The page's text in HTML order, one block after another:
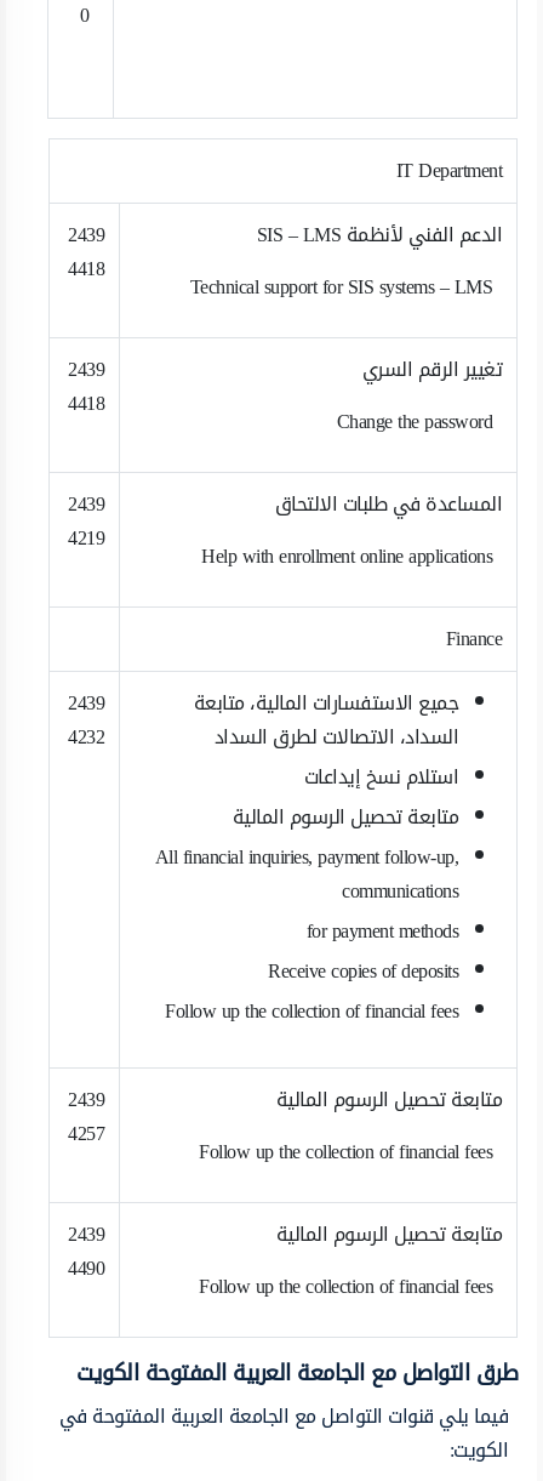
0
IT Department ​​
الدعم الفني لأنظمة SIS – LMS
Technical support for SIS systems – LMS
2439
4418
تغيير الرقم السري
Change the password
2439
4418
المساعدة في طلبات الالتحاق
Help with enrollment online applications
2439
4219
Finance
جميع الاستفسارات المالية، متابعة
السداد، الاتصالات لطرق السداد
استلام نسخ إيداعات
متابعة تحصيل الرسوم المالية
All financial inquiries, payment follow-up,
communications
for payment methods
Receive copies of deposits
Follow up the collection of financial fees
2439
4232
متابعة تحصيل الرسوم المالية
Follow up the collection of financial fees
2439
4257
متابعة تحصيل الرسوم المالية
Follow up the collection of financial fees
2439
4490
طرق التواصل مع الجامعة العربية المفتوحة الكويت
فيما يلي قنوات التواصل مع الجامعة العربية المفتوحة في
الكويت: